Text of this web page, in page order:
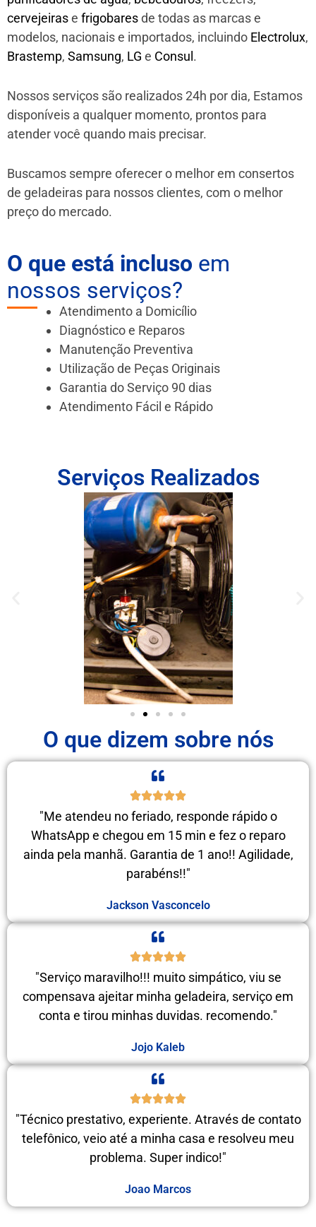
cervejeirase frigobaresde todas as marcas e
modelos, nacionais e importados, incluindo Electrolux,
Brastemp, Samsung, LG e Consul .
Nossos serviços são realizados 24h por dia, Estamos
disponíveis a qualquer momento, prontos para
atender você quando mais precisar.
Buscamos sempre oferecer o melhor em consertos
de geladeiras para nossos clientes, com o melhor
preço do mercado.
O que está incluso em
nossos serviços?
Atendimento a Domicílio
Diagnóstico e Reparos
Manutenção Preventiva
Utilização de Peças Originais
Garantia do Serviço 90 dias
Atendimento Fácil e Rápido
Serviços Realizados
O que dizem sobre nós
"Me atendeu no feriado, responde rápido o
WhatsApp e chegou em 15 min e fez o reparo
ainda pela manhã. Garantia de 1 ano!! Agilidade,
parabéns!!"
Jackson Vasconcelo
"Serviço maravilho!!! muito simpático, viu se
compensava ajeitar minha geladeira, serviço em
conta e tirou minhas duvidas. recomendo."
Jojo Kaleb
"Técnico prestativo, experiente. Através de contato
telefônico, veio até a minha casa e resolveu meu
problema. Super indico!"
Joao Marcos